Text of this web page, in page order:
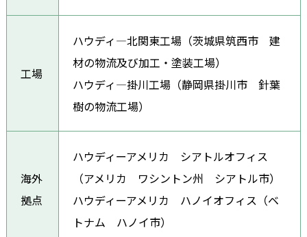
工場
ハウディ―北関東工場（茨城県筑西市 建
材の物流及び加工・塗装工場）
ハウディ―掛川工場（静岡県掛川市 針葉
樹の物流工場）
海外
拠点
ハウディーアメリカ シアトルオフィス
（アメリカ ワシントン州 シアトル市）
ハウディーアメリカ ハノイオフィス（ベ
トナム ハノイ市）